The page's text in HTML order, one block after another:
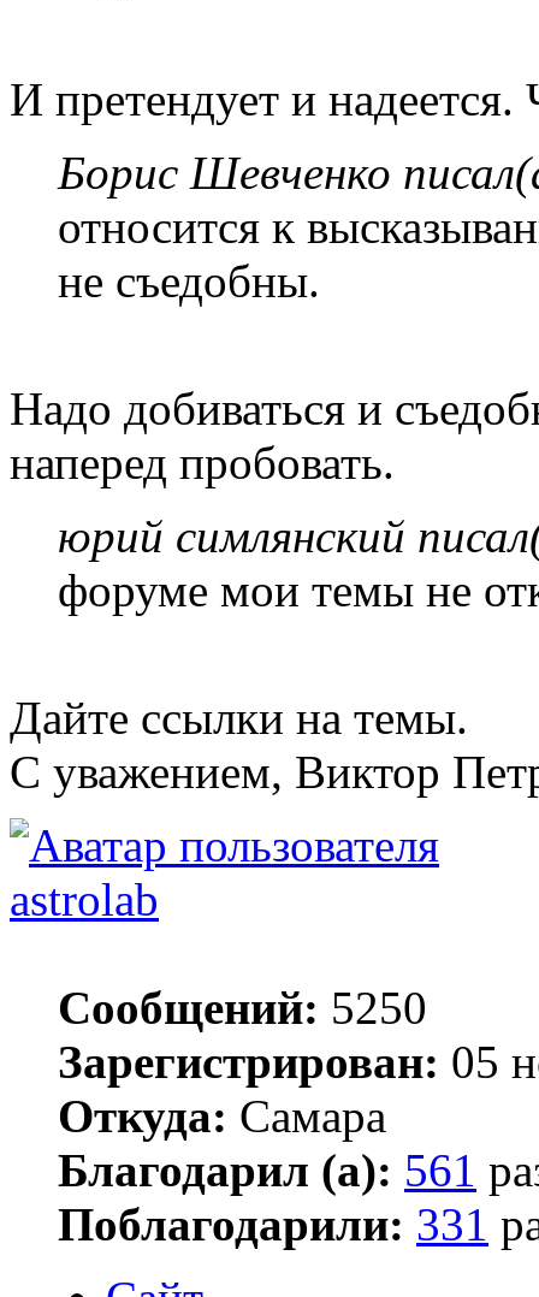
И претендует и
Борис Шевченко
относится к
не съедобны.
Надо добиваться и
наперед пробовать.
юрий симлянский
форуме мои темы не
Дайте ссылки на темы.
С уважением, Виктор
astrolab
Сообщений: 5250
Зарегистрирован: 05
Откуда: Самара
Благодарил (а): 561
Поблагодарили: 331